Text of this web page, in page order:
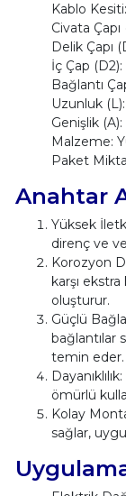
Kablo
Civata
Delik Çapı
İç Çap (D2):
Bağlantı
Uzunluk
Genişlik
Malzeme:
Paket
Anahtar
Yüksek
direnç ve
Korozyon
karşı
oluşturur.
Güçlü
bağlantılar
temin eder.
ömürlü
Kolay
sağlar,